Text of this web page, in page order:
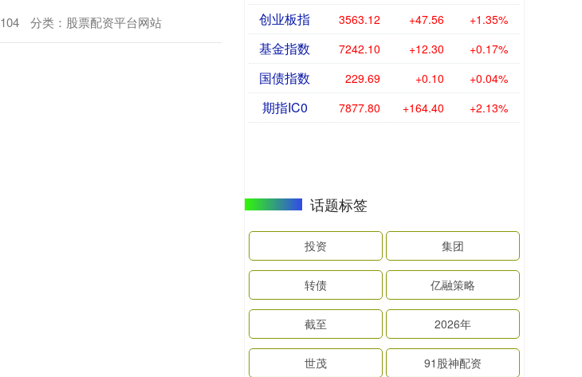
104 分类： 股票配资平台网站 创业板指 3563.12 +47.56 +1.35%
基金指数 7242.10 +12.30 +0.17%
国债指数 229.69 +0.10 +0.04%
期指IC0 7877.80 +164.40 +2.13%
话题标签
投资 集团
转债 亿融策略
截至 2026年
世茂 91股神配资